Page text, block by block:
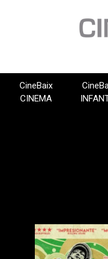
CineBaix
CINEMA